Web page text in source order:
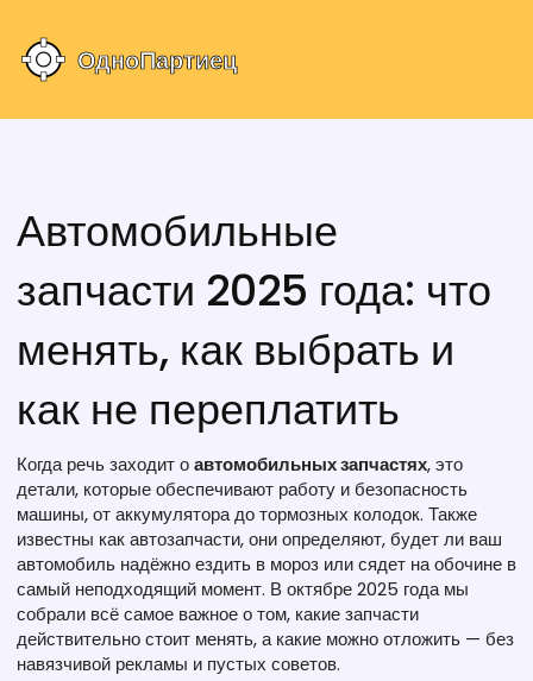
Автомобильные
запчасти 2025 года: что
менять, как выбрать и
как не переплатить
Когда речь заходит оавтомобильных запчастях,это
детали, которые обеспечивают работу и безопасность
машины, от аккумулятора до тормозных колодок. Также
известны какавтозапчасти, они определяют, будет ли ваш
автомобиль надёжно ездить в мороз или сядет на обочине в
самый неподходящий момент. В октябре 2025 года мы
собрали всё самое важное о том, какие запчасти
действительно стоит менять, а какие можно отложить — без
навязчивой рекламы и пустых советов.